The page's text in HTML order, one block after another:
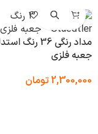
مداد رنگی 36 رنگ
جعبه فلزی
2,300,000تومان